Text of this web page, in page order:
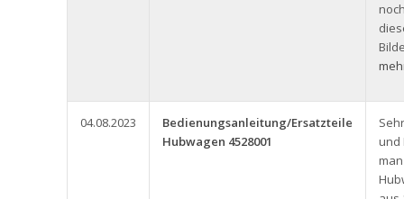
04.08.2023
Bedienungsanleitung/Ersatzteile
Hubwagen 4528001
und